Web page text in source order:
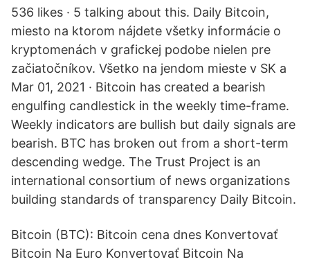
536 likes · 5 talking about this. Daily Bitcoin,
miesto na ktorom nájdete všetky informácie o
kryptomenách v grafickej podobe nielen pre
začiatočníkov. Všetko na jendom mieste v SK a
Mar 01, 2021 · Bitcoin has created a bearish
engulfing candlestick in the weekly time-frame.
Weekly indicators are bullish but daily signals are
bearish. BTC has broken out from a short-term
descending wedge. The Trust Project is an
international consortium of news organizations
building standards of transparency Daily Bitcoin.
Bitcoin (BTC): Bitcoin cena dnes Konvertovať
Bitcoin Na Euro Konvertovať Bitcoin Na